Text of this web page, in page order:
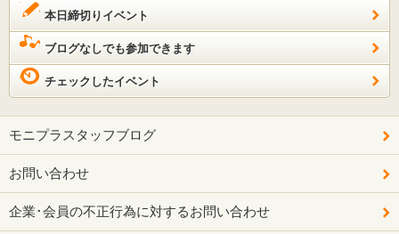
本日締切りイベント
ブログなしでも参加できます
チェックしたイベント
モニプラスタッフブログ
お問い合わせ
企業･会員の不正行為に対するお問い合わせ